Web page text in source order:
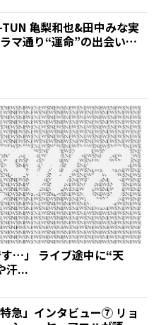
TUN 亀梨和也&田中みな実
マ通り“運命”の出会い?
…」 ライブ途中に“天
汗...
特急」インタビュー⑦ リョ